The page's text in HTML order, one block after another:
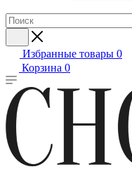
Избранные товары 0
Корзина 0